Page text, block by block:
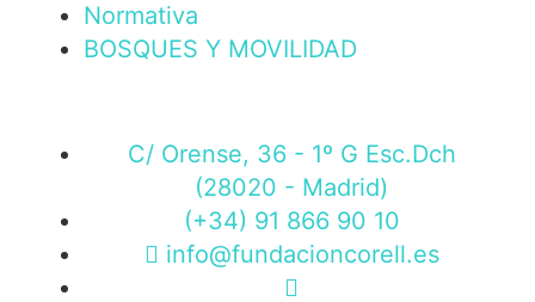
Normativa
BOSQUES Y MOVILIDAD
C/ Orense, 36 - 1º G Esc.Dch
(28020 - Madrid)
(+34) 91 866 90 10
info@fundacioncorell.es